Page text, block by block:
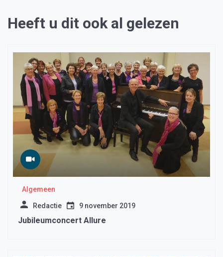
Heeft u dit ook al gelezen
Algemeen
Redactie 9 november 2019
Jubileumconcert Allure